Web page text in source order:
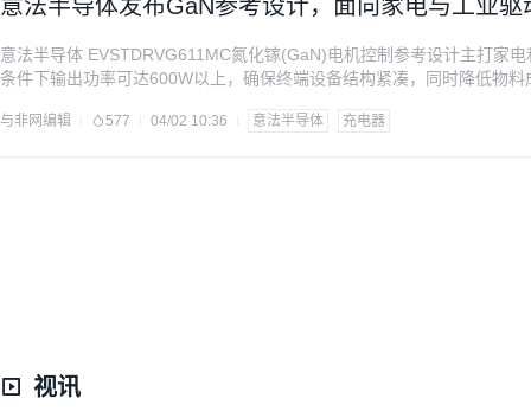
意法半导体发布GaN参考设计，面向家电与工业
意法半导体 EVSTDRVG611MC氮化镓(GaN)电机控制参考设计主打家
条件下输出功率可达600W以上，确保终端设备结构紧凑，同时降低物
功率晶体管和混合信号微控制器 STM32G431。开发板是一块两层印刷
与非网编辑 577 04/02 10:36 意法半导体 充电器
视讯